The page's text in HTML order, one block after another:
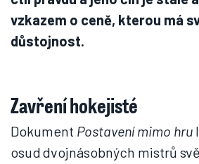
vzkazem o ceně, kterou má
důstojnost.
Zavření hokejisté
Dokument Postavení mimo hru
osud dvojnásobných mistrů